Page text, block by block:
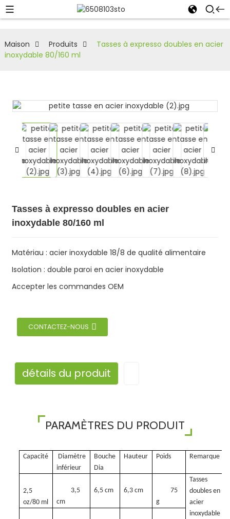
Maison Produits
Tasses à expresso doubles en acier
inoxydable 80/160 ml
Tasses à expresso doubles en acier
inoxydable 80/160 ml
Matériau : acier inoxydable 18/8 de qualité alimentaire
Isolation : double paroi en acier inoxydable
Accepter les commandes OEM
CONTACTEZ-NOUS
détails du produit
PARAMÈTRES DU PRODUIT
Capacité
Diamètre
inférieur
Bouche
Dia
Hauteur Poids Remarque
2,5
oz/80 ml
3,5
cm
6,5 cm 6,3 cm
75
g
Tasses
doubles en
acier
inoxydable